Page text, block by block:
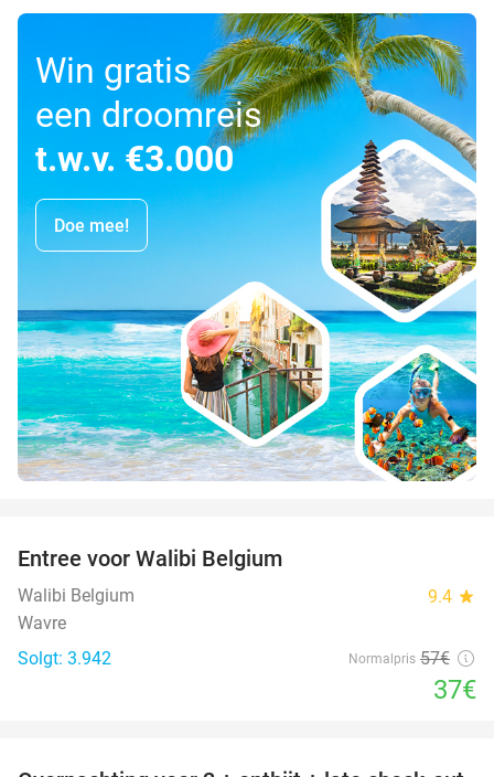
Win gratis
een droomreis
t.w.v. €3.000
Doe mee!
Entree voor Walibi Belgium
Walibi Belgium 9.4 star
Wavre
Solgt: 3.942
Normalpris 57€
37€